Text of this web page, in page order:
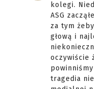
kolegi.
ASG
za tym
głową i
oczywiście
tragedia